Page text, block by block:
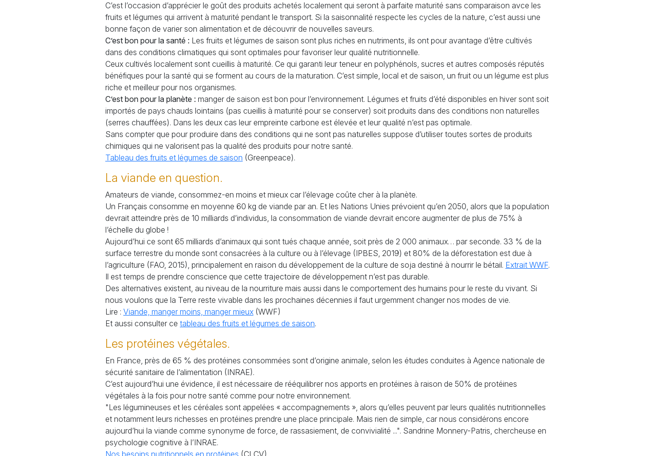
C’est l’occasion d’apprécier le goût des produits achetés localement qui seront à parfaite maturité sans comparaison avce les
fruits et légumes qui arrivent à maturité pendant le transport. Si la saisonnalité respecte les cycles de la nature, c’est aussi une
bonne façon de varier son alimentation et de découvrir de nouvelles saveurs.
C’est bon pour la santé : Les fruits et légumes de saison sont plus riches en nutriments, ils ont pour avantage d’être cultivés
dans des conditions climatiques qui sont optimales pour favoriser leur qualité nutritionnelle.
Ceux cultivés localement sont cueillis à maturité. Ce qui garanti leur teneur en polyphénols, sucres et autres composés réputés
bénéfiques pour la santé qui se forment au cours de la maturation. C’est simple, local et de saison, un fruit ou un légume est plus
riche et meilleur pour nos organismes.
C’est bon pour la planète : manger de saison est bon pour l’environnement. Légumes et fruits d’été disponibles en hiver sont soit
importés de pays chauds lointains (pas cueillis à maturité pour se conserver) soit produits dans des conditions non naturelles
(serres chauffées). Dans les deux cas leur empreinte carbone est élevée et leur qualité n’est pas optimale.
Sans compter que pour produire dans des conditions qui ne sont pas naturelles suppose d’utiliser toutes sortes de produits
chimiques qui ne valorisent pas la qualité des produits pour notre santé.
Tableau des fruits et légumes de saison (Greenpeace).
La viande en question.
Amateurs de viande, consommez-en moins et mieux car l’élevage coûte cher à la planète.
Un Français consomme en moyenne 60 kg de viande par an. Et les Nations Unies prévoient qu’en 2050, alors que la population
devrait atteindre près de 10 milliards d’individus, la consommation de viande devrait encore augmenter de plus de 75% à
l’échelle du globe !
Aujourd’hui ce sont 65 milliards d’animaux qui sont tués chaque année, soit près de 2 000 animaux… par seconde. 33 % de la
surface terrestre du monde sont consacrées à la culture ou à l’élevage (IPBES, 2019) et 80% de la déforestation est due à
l’agriculture (FAO, 2015), principalement en raison du développement de la culture de soja destiné à nourrir le bétail. Extrait WWF.
Il est temps de prendre conscience que cette trajectoire de développement n’est pas durable.
Des alternatives existent, au niveau de la nourriture mais aussi dans le comportement des humains pour le reste du vivant. Si
nous voulons que la Terre reste vivable dans les prochaines décennies il faut urgemment changer nos modes de vie.
Lire : Viande, manger moins, manger mieux (WWF)
Et aussi consulter ce tableau des fruits et légumes de saison.
Les protéines végétales.
En France, près de 65 % des protéines consommées sont d’origine animale, selon les études conduites à Agence nationale de
sécurité sanitaire de l’alimentation (INRAE).
C’est aujourd’hui une évidence, il est nécessaire de rééquilibrer nos apports en protéines à raison de 50% de protéines
végétales à la fois pour notre santé comme pour notre environnement.
"Les légumineuses et les céréales sont appelées « accompagnements », alors qu’elles peuvent par leurs qualités nutritionnelles
et notamment leurs richesses en protéines prendre une place principale. Mais rien de simple, car nous considérons encore
aujourd’hui la viande comme synonyme de force, de rassasiement, de convivialité ...". Sandrine Monnery-Patris, chercheuse en
psychologie cognitive à l’INRAE.
Nos besoins nutritionnels en protéines (CLCV)